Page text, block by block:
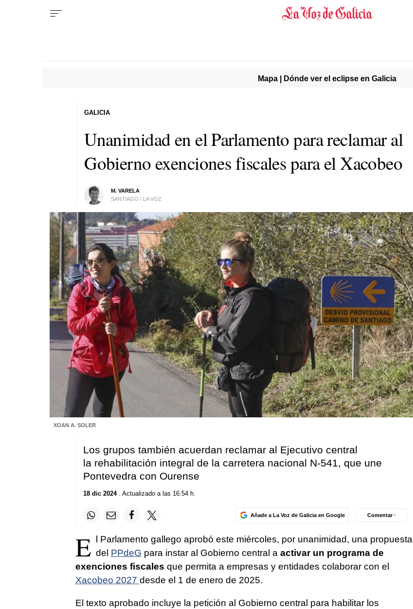
Mapa | Dónde ver el eclipse en Galicia
Unanimidad en el Parlamento para reclamar al
Gobierno exenciones fiscales para el Xacobeo
M. VARELA
SANTIAGO / LA VOZ
GALICIA
XOAN A. SOLER
Los grupos también acuerdan reclamar al Ejecutivo central
la rehabilitación integral de la carretera nacional N-541, que une
Pontevedra con Ourense
18 dic 2024. Actualizado a las 16:54 h.
Añade a La Voz de Galicia en Google Comentar ·
E
l Parlamento gallego aprobó este miércoles, por unanimidad, una propuesta
del PPdeG para instar al Gobierno central a activar un programa de
exenciones fiscales que permita a empresas y entidades colaborar con el
Xacobeo 2027 desde el 1 de enero de 2025.
El texto aprobado incluye la petición al Gobierno central para habilitar los